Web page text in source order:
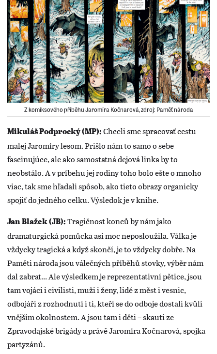
Z komiksového příběhu Jaromíra Kočnarová, zdroj: Paměť národa
Mikuláš Podprocký (MP): Chceli sme spracovať cestu
malej Jaromíry lesom. Prišlo nám to samo o sebe
fascinujúce, ale ako samostatná dejová linka by to
neobstálo. A v príbehu jej rodiny toho bolo ešte o mnoho
viac, tak sme hľadali spôsob, ako tieto obrazy organicky
spojiť do jedného celku. Výsledok je v knihe.
Jan Blažek (JB): Tragičnost konců by nám jako
dramaturgická pomůcka asi moc neposloužila. Válka je
vždycky tragická a když skončí, je to vždycky dobře. Na
Paměti národa jsou válečných příběhů stovky, výběr nám
dal zabrat... Ale výsledkem je reprezentativní pětice, jsou
tam vojáci i civilisti, muži i ženy, lidé z měst i vesnic,
odbojáři z rozhodnutí i ti, kteří se do odboje dostali kvůli
vnějším okolnostem. A jsou tam i děti – skauti ze
Zpravodajské brigády a právě Jaromíra Kočnarová, spojka
partyzánů.